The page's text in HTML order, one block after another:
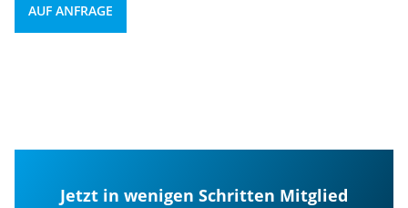
AUF ANFRAGE
Jetzt in wenigen Schritten Mitglied